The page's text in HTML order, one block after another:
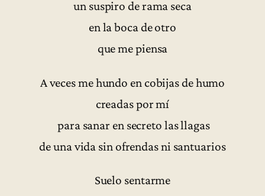
un suspiro de rama seca
en la boca de otro
que me piensa
A veces me hundo en cobijas de humo
creadas por mí
para sanar en secreto las llagas
de una vida sin ofrendas ni santuarios
Suelo sentarme